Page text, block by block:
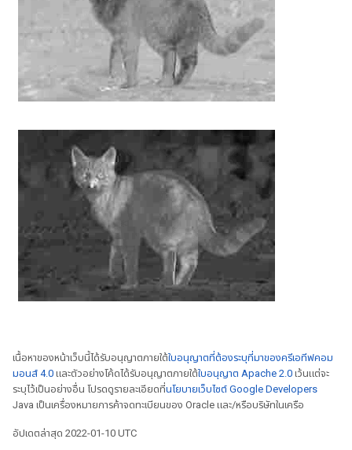
เนื้อหาของหน้าเว็บนี้ได้รับอนุญาตภายใต้ใบอนุญาตที่ต้องระบุที่มาของครีเอทีฟคอม
มอนส์ 4.0 และตัวอย่างโค้ดได้รับอนุญาตภายใต้ใบอนุญาต Apache 2.0 เว้นแต่จะ
ระบุไว้เป็นอย่างอื่น โปรดดูรายละเอียดที่นโยบายเว็บไซต์ Google Developers
Java เป็นเครื่องหมายการค้าจดทะเบียนของ Oracle และ/หรือบริษัทในเครือ
อัปเดตล่าสุด 2022-01-10 UTC